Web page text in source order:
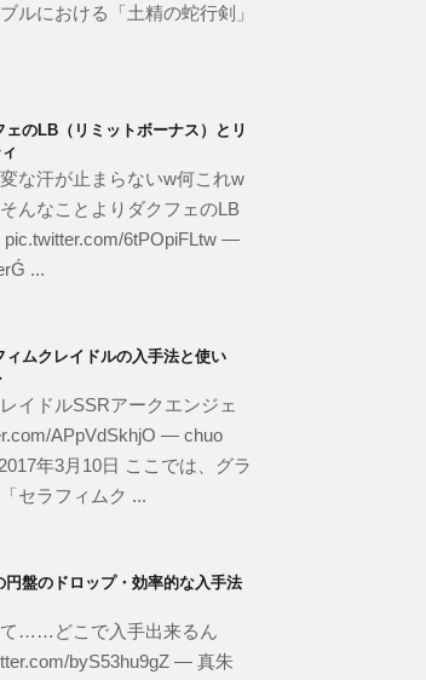
ルにおける「土精の蛇行剣」
ェのLB（リミットボーナス）とリ
な汗が止まらないw何これw
んなことよりダクフェのLB
6tPOpiFLtw —
...
ィムクレイドルの入手法と使い
イドルSSRアークエンジェ
APpVdSkhjO — chuo
年3月10日 ここでは、グラ
セラフィムク ...
円盤のドロップ・効率的な入手法
て……どこで入手出来るん
byS53hu9gZ — 真朱